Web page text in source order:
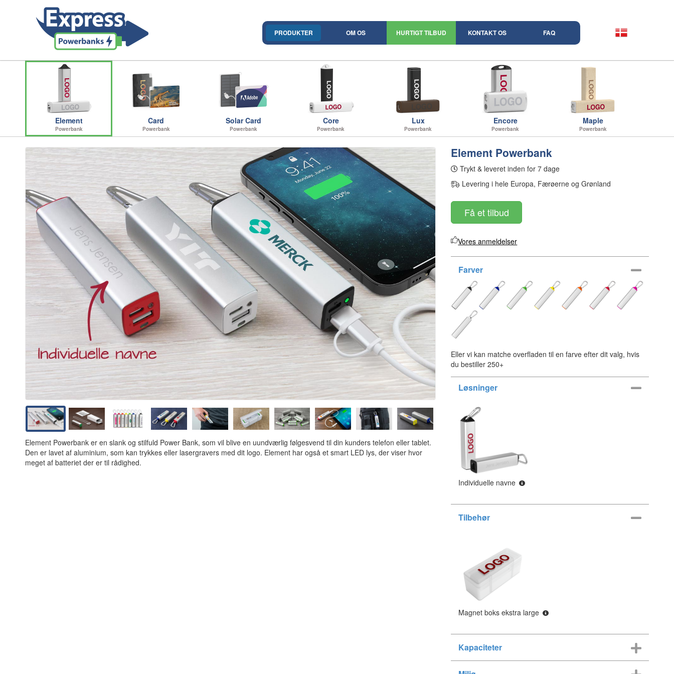
PRODUKTER OM OS HURTIGT TILBUD KONTAKT OS FAQ
Element
Powerbank
Card
Powerbank
Solar Card
Powerbank
Core
Powerbank
Lux
Powerbank
Encore
Powerbank
Maple
Powerbank
Element Powerbank er en slank og stilfuld Power Bank, som vil blive en uundværlig følgesvend til din kunders telefon eller tablet.
Den er lavet af aluminium, som kan trykkes eller lasergravers med dit logo. Element har også et smart LED lys, der viser hvor
meget af batteriet der er til rådighed.
Element Powerbank
Trykt & leveret inden for 7 dage
Levering i hele Europa, Færøerne og Grønland
Få et tilbud
Vores anmeldelser
Farver
Eller vi kan matche overfladen til en farve efter dit valg, hvis
du bestiller 250+
Løsninger
Individuelle navne
Tilbehør
Magnet boks ekstra large
Kapaciteter